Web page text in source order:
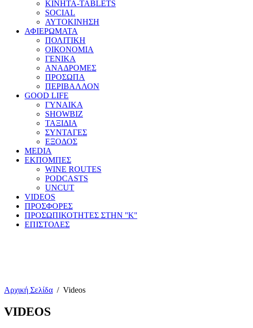
ΚΙΝΗΤΑ-TABLETS
SOCIAL
ΑΥΤΟΚΙΝΗΣΗ
ΑΦΙΕΡΩΜΑΤΑ
ΠΟΛΙΤΙΚΗ
ΟΙΚΟΝΟΜΙΑ
ΓΕΝΙΚΑ
ΑΝΑΔΡΟΜΕΣ
ΠΡΟΣΩΠΑ
ΠΕΡΙΒΑΛΛΟΝ
GOOD LIFE
ΓΥΝΑΙΚΑ
SHOWBIZ
ΤΑΞΙΔΙΑ
ΣΥΝΤΑΓΕΣ
ΕΞΟΔΟΣ
MEDIA
ΕΚΠΟΜΠΕΣ
WINE ROUTES
PODCASTS
UNCUT
VIDEOS
ΠΡΟΣΦΟΡΕΣ
ΠΡΟΣΩΠΙΚΟΤΗΤΕΣ ΣΤΗΝ ''Κ''
ΕΠΙΣΤΟΛΕΣ
Αρχική Σελίδα / Videos
VIDEOS